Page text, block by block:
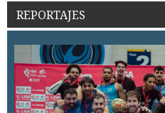
REPORTAJES